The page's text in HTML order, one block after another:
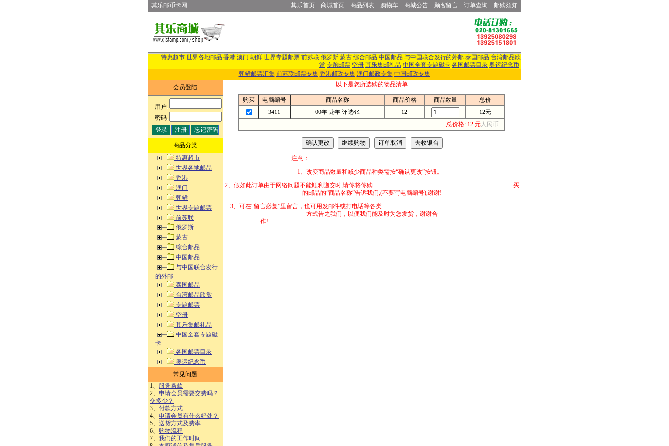
其乐邮币卡网 其乐首页 商城首页 商品列表 购物车 商城公告 顾客留言 订单查询 邮购须知
特惠超市 世界各地邮品 香港 澳门 朝鲜 世界专题邮票 前苏联 俄罗斯 蒙古 综合邮品 中国邮品 与中国联合发行的外邮 泰国邮品 台湾邮品欣
赏 专题邮票 空册 其乐集邮礼品 中国全套专题磁卡 各国邮票目录 奥运纪念币
朝鲜邮票汇集 前苏联邮票专集 香港邮政专集 澳门邮政专集 中国邮政专集
会员登陆
用户:
密码:
商品分类
特惠超市
世界各地邮品
香港
澳门
朝鲜
世界专题邮票
前苏联
俄罗斯
蒙古
综合邮品
中国邮品
与中国联合发行
的外邮
泰国邮品
台湾邮品欣赏
专题邮票
空册
其乐集邮礼品
中国全套专题磁
卡
各国邮票目录
奥运纪念币
常见问题
1、 服务条款
2、 申请会员需要交费吗？
交多少？
3、 付款方式
4、 申请会员有什么好处？
5、 送货方式及费率
6、 购物流程
7、 我们的工作时间
以下是您所选购的物品清单
购买 电脑编号 商品名称 商品价格 商品数量
总价
3411
00年 龙年 评选张 12
12元
总价格: 12 元人民币
注意：
1、改变商品数量和减少商品种类需按“确认更改”按钮。
2、假如此订单由于网络问题不能顺利递交时,请你将你购 买
的邮品的“商品名称”告诉我们,(不要写电脑编号),谢谢!
3、可在“留言必复”里留言，也可用发邮件或打电话等各类
方式告之我们，以便我们能及时为您发货，谢谢合
作!